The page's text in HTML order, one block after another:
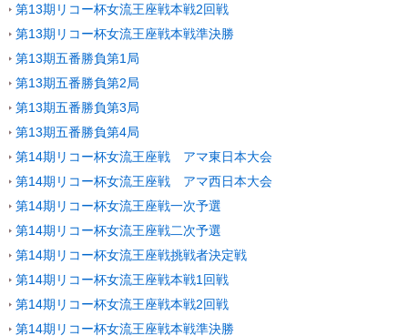
第13期リコー杯女流王座戦本戦2回戦
第13期リコー杯女流王座戦本戦準決勝
第13期五番勝負第1局
第13期五番勝負第2局
第13期五番勝負第3局
第13期五番勝負第4局
第14期リコー杯女流王座戦 アマ東日本大会
第14期リコー杯女流王座戦 アマ西日本大会
第14期リコー杯女流王座戦一次予選
第14期リコー杯女流王座戦二次予選
第14期リコー杯女流王座戦挑戦者決定戦
第14期リコー杯女流王座戦本戦1回戦
第14期リコー杯女流王座戦本戦2回戦
第14期リコー杯女流王座戦本戦準決勝